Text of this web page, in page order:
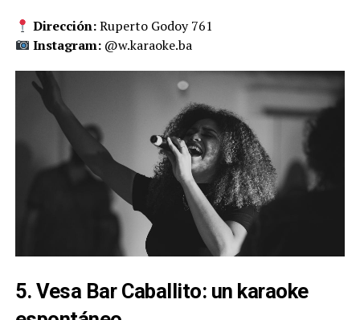
Dirección:Ruperto Godoy 761
Instagram:@w.karaoke.ba
5. Vesa Bar Caballito: un karaoke